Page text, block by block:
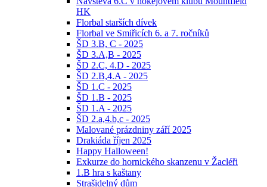
HK
Florbal starších dívek
Florbal ve Smiřicích 6. a 7. ročníků
ŠD 3.B, C - 2025
ŠD 3.A,B - 2025
ŠD 2.C, 4.D - 2025
ŠD 2.B,4.A - 2025
ŠD 1.C - 2025
ŠD 1.B - 2025
ŠD 1.A - 2025
ŠD 2.a,4.b,c - 2025
Malované prázdniny září 2025
Drakiáda říjen 2025
Happy Halloween!
Exkurze do hornického skanzenu v Žacléři
1.B hra s kaštany
Strašidelný dům